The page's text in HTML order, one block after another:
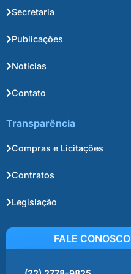
Secretaria
Publicações
Notícias
Contato
Transparência
Compras e Licitações
Contratos
Legislação
FALE CONOSCO